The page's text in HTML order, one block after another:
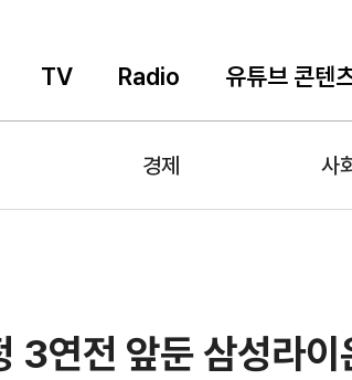
TV Radio 유튜브 콘텐
경제 사
3연전 앞둔 삼성라이